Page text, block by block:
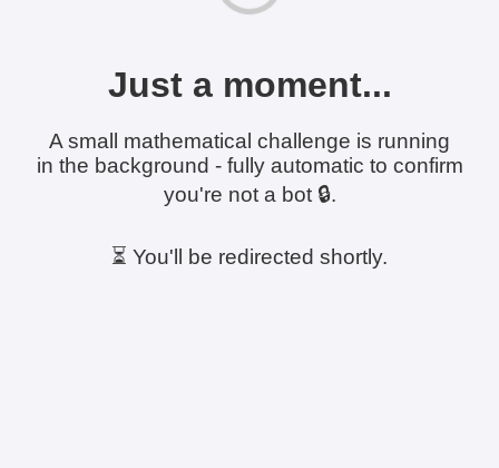
Just a moment...
A small mathematical challenge is running
in the background - fully automatic to confirm
you're not a bot 🔒.
⏳ You'll be redirected shortly.